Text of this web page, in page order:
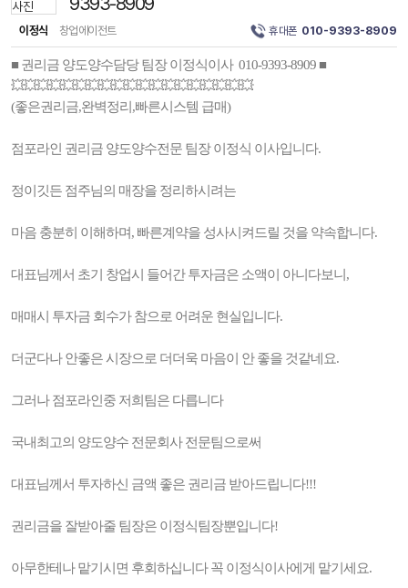
이정식 창업에이전트 휴대폰 010-9393-8909
■ 권리금 양도양수담당 팀장 이정식이사 010-9393-8909 ■
💥💥💥💥💥💥💥💥💥💥💥💥💥💥💥💥💥💥💥
(좋은권리금,완벽정리,빠른시스템 급매)
점포라인 권리금 양도양수전문 팀장 이정식 이사입니다.
정이깃든 점주님의 매장을 정리하시려는
마음 충분히 이해하며, 빠른계약을 성사시켜드릴 것을 약속합니다.
대표님께서 초기 창업시 들어간 투자금은 소액이 아니다보니,
매매시 투자금 회수가 참으로 어려운 현실입니다.
더군다나 안좋은 시장으로 더더욱 마음이 안 좋을 것같네요.
그러나 점포라인중 저희팀은 다릅니다
국내최고의 양도양수 전문회사 전문팀으로써
대표님께서 투자하신 금액 좋은 권리금 받아드립니다!!!
권리금을 잘받아줄 팀장은 이정식팀장뿐입니다!
아무한테나 맡기시면 후회하십니다 꼭 이정식이사에게 맡기세요.